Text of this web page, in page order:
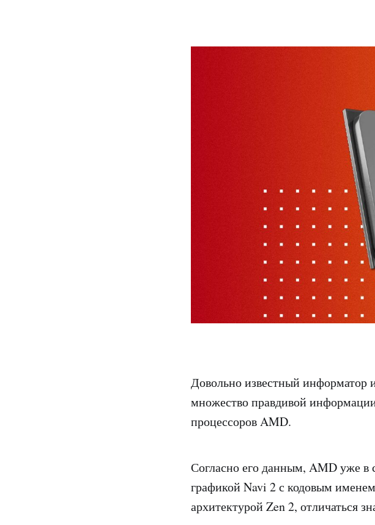
Довольно известный информатор
множество правдивой
процессоров AMD.
Согласно его данным, AMD уже
графикой Navi 2 с кодовым
архитектурой Zen 2, отличаться